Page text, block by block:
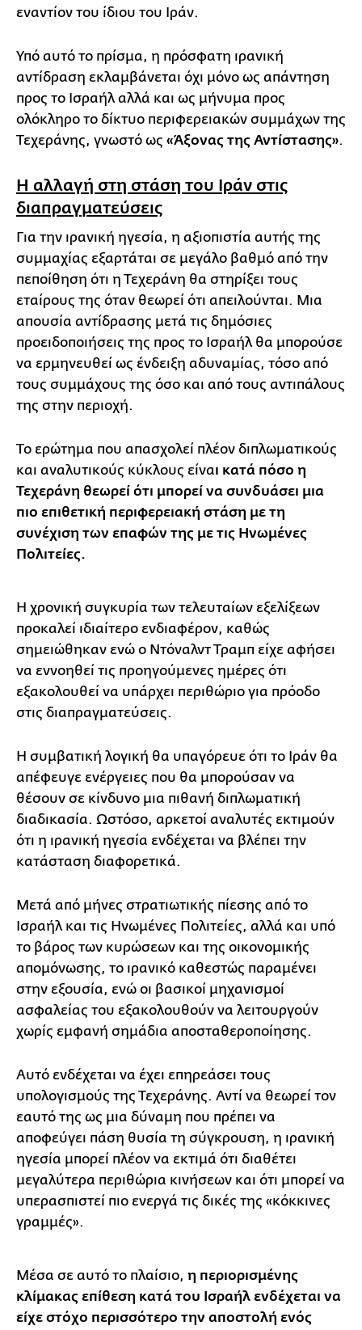
εναντίον του ίδιου του Ιράν.
Υπό αυτό το πρίσμα, η πρόσφατη ιρανική
αντίδραση εκλαμβάνεται όχι μόνο ως απάντηση
προς το Ισραήλ αλλά και ως μήνυμα προς
ολόκληρο το δίκτυο περιφερειακών συμμάχων της
Τεχεράνης, γνωστό ως «Άξονας της Αντίστασης».
Η αλλαγή στη στάση του Ιράν στις
διαπραγματεύσεις
Για την ιρανική ηγεσία, η αξιοπιστία αυτής της
συμμαχίας εξαρτάται σε μεγάλο βαθμό από την
πεποίθηση ότι η Τεχεράνη θα στηρίξει τους
εταίρους της όταν θεωρεί ότι απειλούνται. Μια
απουσία αντίδρασης μετά τις δημόσιες
προειδοποιήσεις της προς το Ισραήλ θα μπορούσε
να ερμηνευθεί ως ένδειξη αδυναμίας, τόσο από
τους συμμάχους της όσο και από τους αντιπάλους
της στην περιοχή.
Το ερώτημα που απασχολεί πλέον διπλωματικούς
και αναλυτικούς κύκλους είναι κατά πόσο η
Τεχεράνη θεωρεί ότι μπορεί να συνδυάσει μια
πιο επιθετική περιφερειακή στάση με τη
συνέχιση των επαφών της με τις Ηνωμένες
Πολιτείες.
Η χρονική συγκυρία των τελευταίων εξελίξεων
προκαλεί ιδιαίτερο ενδιαφέρον, καθώς
σημειώθηκαν ενώ ο Ντόναλντ Τραμπ είχε αφήσει
να εννοηθεί τις προηγούμενες ημέρες ότι
εξακολουθεί να υπάρχει περιθώριο για πρόοδο
στις διαπραγματεύσεις.
Η συμβατική λογική θα υπαγόρευε ότι το Ιράν θα
απέφευγε ενέργειες που θα μπορούσαν να
θέσουν σε κίνδυνο μια πιθανή διπλωματική
διαδικασία. Ωστόσο, αρκετοί αναλυτές εκτιμούν
ότι η ιρανική ηγεσία ενδέχεται να βλέπει την
κατάσταση διαφορετικά.
Μετά από μήνες στρατιωτικής πίεσης από το
Ισραήλ και τις Ηνωμένες Πολιτείες, αλλά και υπό
το βάρος των κυρώσεων και της οικονομικής
απομόνωσης, το ιρανικό καθεστώς παραμένει
στην εξουσία, ενώ οι βασικοί μηχανισμοί
ασφαλείας του εξακολουθούν να λειτουργούν
χωρίς εμφανή σημάδια αποσταθεροποίησης.
Αυτό ενδέχεται να έχει επηρεάσει τους
υπολογισμούς της Τεχεράνης. Αντί να θεωρεί τον
εαυτό της ως μια δύναμη που πρέπει να
αποφεύγει πάση θυσία τη σύγκρουση, η ιρανική
ηγεσία μπορεί πλέον να εκτιμά ότι διαθέτει
μεγαλύτερα περιθώρια κινήσεων και ότι μπορεί να
υπερασπιστεί πιο ενεργά τις δικές της «κόκκινες
γραμμές».
Μέσα σε αυτό το πλαίσιο, η περιορισμένης
κλίμακας επίθεση κατά του Ισραήλ ενδέχεται να
είχε στόχο περισσότερο την αποστολή ενός